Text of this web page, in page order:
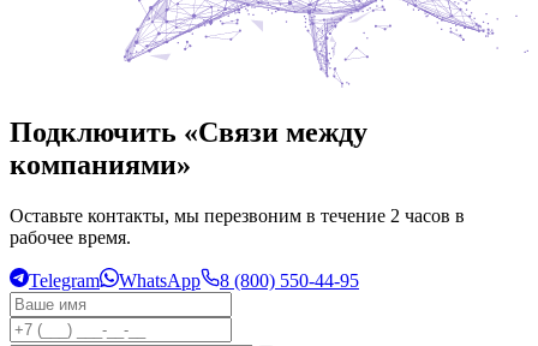
Подключить «Связи между
компаниями»
Оставьте контакты, мы перезвоним в течение 2 часов в
рабочее время.
Telegram WhatsApp 8 (800) 550-44-95